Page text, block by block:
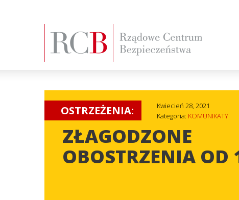
OSTRZEŻENIA:
Kwiecień 28, 2021
Kategoria: KOMUNIKATY
ZŁAGODZONE
OBOSTRZENIA OD